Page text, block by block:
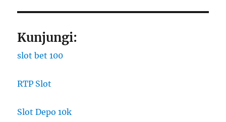
Kunjungi:
slot bet 100
RTP Slot
Slot Depo 10k